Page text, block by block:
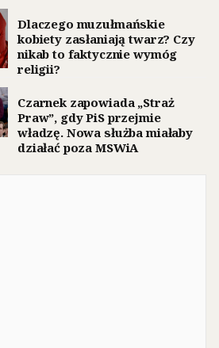
Dlaczego muzułmańskie
kobiety zasłaniają twarz? Czy
nikab to faktycznie wymóg
religii?
Czarnek zapowiada „Straż
Praw”, gdy PiS przejmie
władzę. Nowa służba miałaby
działać poza MSWiA